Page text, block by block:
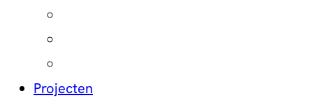
Projecten